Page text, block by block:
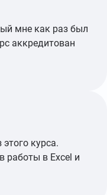
мне как раз был
аккредитован
курса.
работы в Excel и